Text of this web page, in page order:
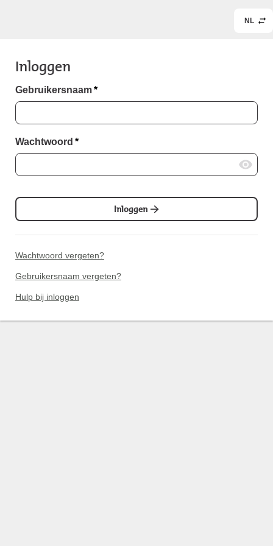
NL
Inloggen
Gebruikersnaam*
Wachtwoord *
Inloggen
Wachtwoord vergeten?
Gebruikersnaam vergeten?
Hulp bij inloggen